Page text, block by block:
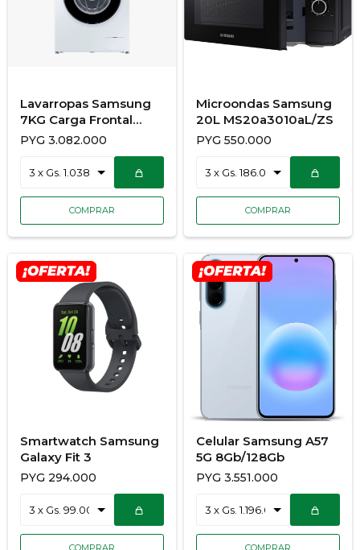
Lavarropas Samsung
7KG Carga Frontal
Inverter
PYG 3.082.000
Microondas Samsung
20L MS20a3010aL/ZS
PYG 550.000
Smartwatch Samsung
Galaxy Fit 3
PYG 294.000
Celular Samsung A57
5G 8Gb/128Gb
PYG 3.551.000